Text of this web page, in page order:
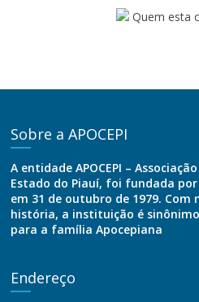
Quem esta
Sobre a APOCEPI
A entidade APOCEPI –
Estado do Piauí, foi fundada
em 31 de outubro de 1979. Com
história, a instituição é
para a família Apocepiana
Endereço